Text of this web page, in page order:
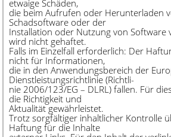
etwaige Schäden,
die beim Aufrufen oder Herunterladen
Schadsoftware oder der
Installation oder Nutzung von Software
wird nicht gehaftet.
Falls im Einzelfall erforderlich: Der
nicht für Informationen,
die in den Anwendungsbereich der
Dienstleistungsrichtlinie (Richtli-
nie 2006/123/EG – DLRL) fallen. Für
die Richtigkeit und
Aktualität gewährleistet.
Trotz sorgfältiger inhaltlicher Kontrolle
Haftung für die Inhalte